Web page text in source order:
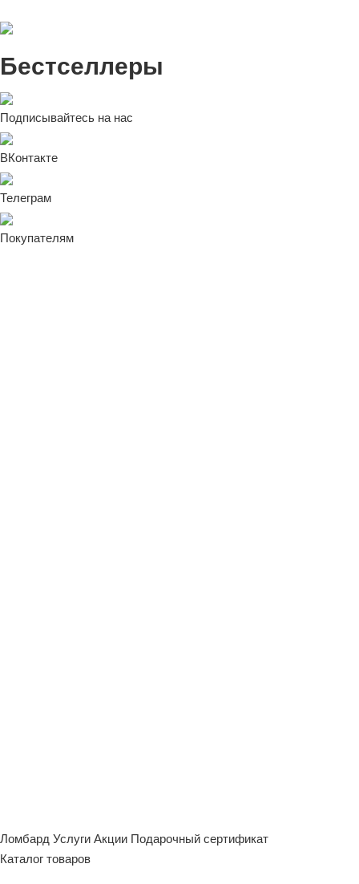
Бестселлеры
Подписывайтесь на нас
ВКонтакте
Телеграм
Покупателям
Ломбард Услуги Акции Подарочный сертификат
Каталог товаров